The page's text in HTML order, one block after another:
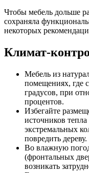
Чтобы мебель дольше
сохраняла
некоторых
Климат-
Мебель из
помещениях, где
градусов, при
процентов.
Избегайте
источников
экстремальных
повредить дереву.
Во влажную
(фронтальных
возникать